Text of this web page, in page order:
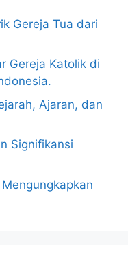
Gereja Tua dari
Gereja Katolik di
Ajaran, dan
Signifikansi